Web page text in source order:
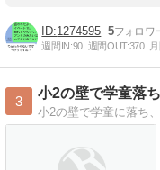
1274595 5
週間IN:90 週間OUT:370
3
小2の壁で学童落